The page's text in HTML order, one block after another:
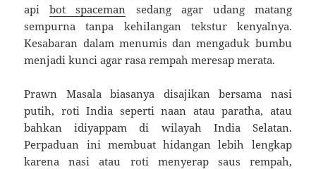
apibot spaceman
sedang agar udang matang
sempurna tanpa kehilangan tekstur kenyalnya.
Kesabaran dalam menumis dan mengaduk bumbu
menjadi kunci agar rasa rempah meresap merata.
Prawn Masala biasanya disajikan bersama nasi
putih, roti India seperti naan atau paratha, atau
bahkan idiyappam di wilayah India Selatan.
Perpaduan ini membuat hidangan lebih lengkap
karena nasi atau roti menyerap saus rempah,